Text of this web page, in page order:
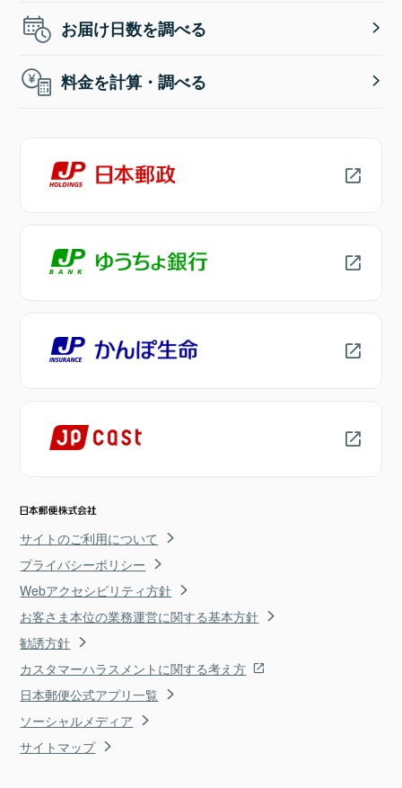
お届け日数を調べる
料金を計算・調べる
サイトのご利用について
プライバシーポリシー
Webアクセシビリティ方針
お客さま本位の業務運営に関する基本方針
勧誘方針
カスタマーハラスメントに関する考え方
日本郵便公式アプリ一覧
ソーシャルメディア
サイトマップ